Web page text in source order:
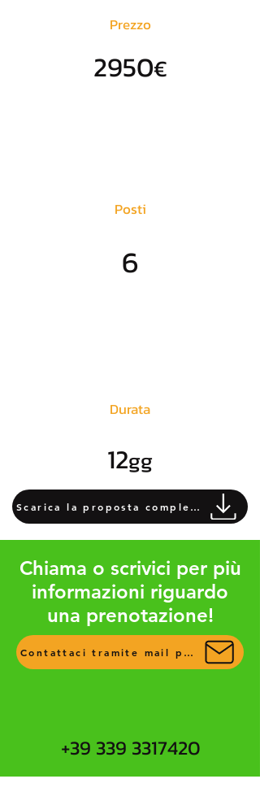
Prezzo
2950€
Posti
6
Durata
12gg
Scarica la proposta completa
Chiama o scrivici per più
informazioni riguardo
una prenotazione!
Contattaci tramite mail per più info
+39 339 3317420